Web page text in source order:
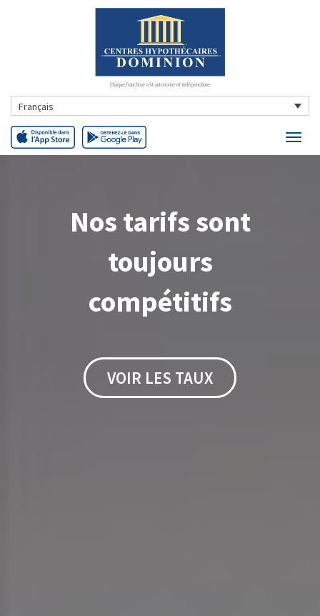
Chaque franchise est autonome et indépendante
Français
Nos tarifs sont
toujours
compétitifs
VOIR LES TAUX